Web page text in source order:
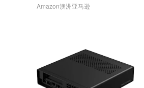
Amazon澳洲亚马逊